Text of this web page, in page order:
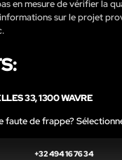
en mesure de vérifier la
sur le projet
33, 1300 WAVRE
faute de frappe?
+32 494 16 76 34